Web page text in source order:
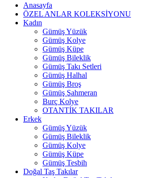
Anasayfa
ÖZEL ANLAR KOLEKSİYONU
Kadın
Gümüş Yüzük
Gümüş Kolye
Gümüş Küpe
Gümüş Bileklik
Gümüş Takı Setleri
Gümüş Halhal
Gümüş Broş
Gümüş Şahmeran
Burç Kolye
OTANTİK TAKILAR
Erkek
Gümüş Yüzük
Gümüş Bileklik
Gümüş Kolye
Gümüş Küpe
Gümüş Tesbih
Doğal Taş Takılar